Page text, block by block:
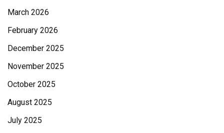
March 2026
February 2026
December 2025
November 2025
October 2025
August 2025
July 2025